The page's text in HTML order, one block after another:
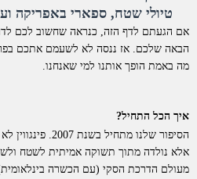
טיולי שטח, ספארי באפריקה
אם הגעתם לדף הזה, כנראה שחשוב לכם
הבאה שלכם. אז ננסה לא לשעמם אתכם
מה באמת הופך אותנו למי שאנחנו.
איך הכל התחיל?
הסיפור שלנו
אלא נולדה מתוך תשוקה אמיתית לשטח
מעולם הדרכת הסקי (עם הכשרה